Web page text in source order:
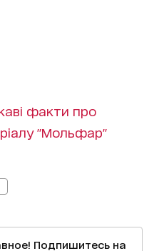
факти про
"Мольфар"
Подпишитесь на